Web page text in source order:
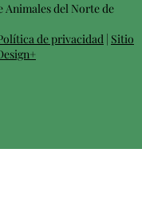
del Norte de
de privacidad| Sitio